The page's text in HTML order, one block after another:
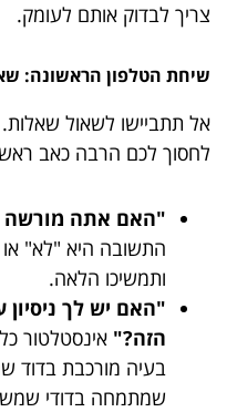
צריך לבדוק אותם לעומק.
שיחת הטלפון הראשונה:
אל תתביישו לשאול
לחסוך לכם הרבה כאב
"האם אתה מורשה
התשובה היא "לא" או
ותמשיכו הלאה.
"האם יש לך
הזה?" אינסטלטור
בעיה מורכבת בדוד
שמתמחה בדודי